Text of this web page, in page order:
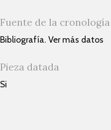
Fuente de la cronología
Bibliografía. Ver más datos
Pieza datada
Si